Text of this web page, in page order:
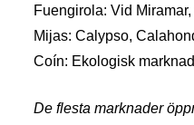
Fuengirola: Vid
Mijas: Calypso,
Coín: Ekologisk
De flesta marknader